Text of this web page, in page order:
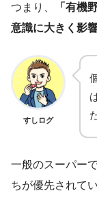
つまり、
「有機
意識に大きく影
すしログ
一般のスーパー
ちが優先されてい